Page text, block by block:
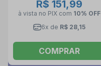
R$ 151,99
à vista no PIX com 10% OFF
6x de R$ 28,15
COMPRAR